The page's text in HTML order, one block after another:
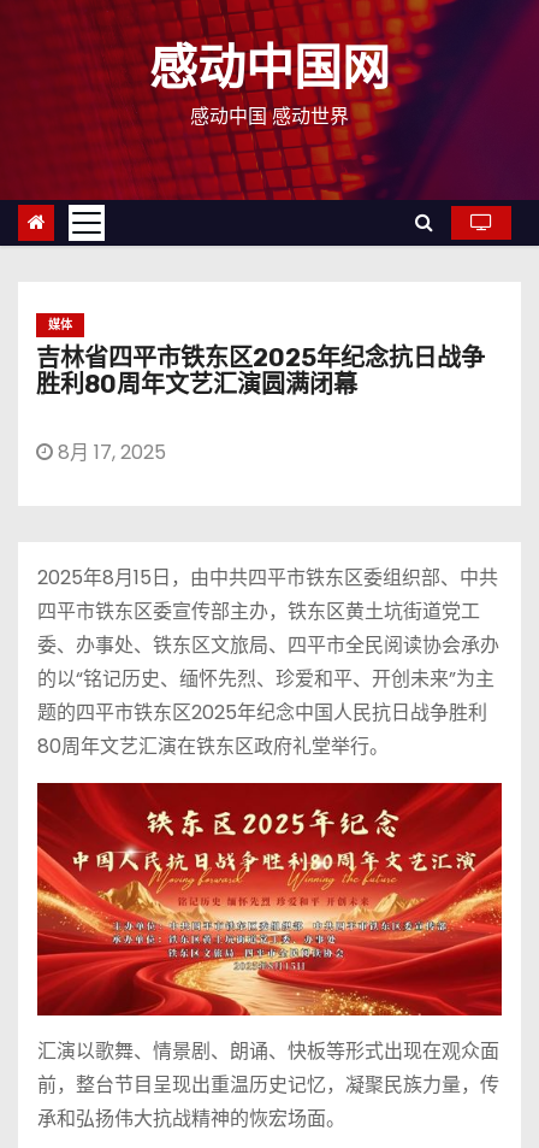
感动中国网
感动中国 感动世界
媒体
吉林省四平市铁东区2025年纪念抗日战争
胜利80周年文艺汇演圆满闭幕
8月 17, 2025
2025年8月15日，由中共四平市铁东区委组织部、中共
四平市铁东区委宣传部主办，铁东区黄土坑街道党工
委、办事处、铁东区文旅局、四平市全民阅读协会承办
的以“铭记历史、缅怀先烈、珍爱和平、开创未来”为主
题的四平市铁东区2025年纪念中国人民抗日战争胜利
80周年文艺汇演在铁东区政府礼堂举行。
汇演以歌舞、情景剧、朗诵、快板等形式出现在观众面
前，整台节目呈现出重温历史记忆，凝聚民族力量，传
承和弘扬伟大抗战精神的恢宏场面。